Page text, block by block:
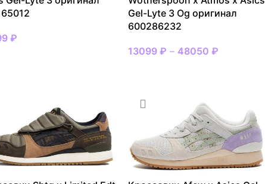
₽
Gel-Lyte 3 Og оригинал
600286232
13099 ₽ – 48050 ₽